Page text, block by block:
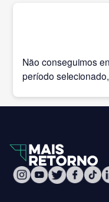
Não conseguimos
período